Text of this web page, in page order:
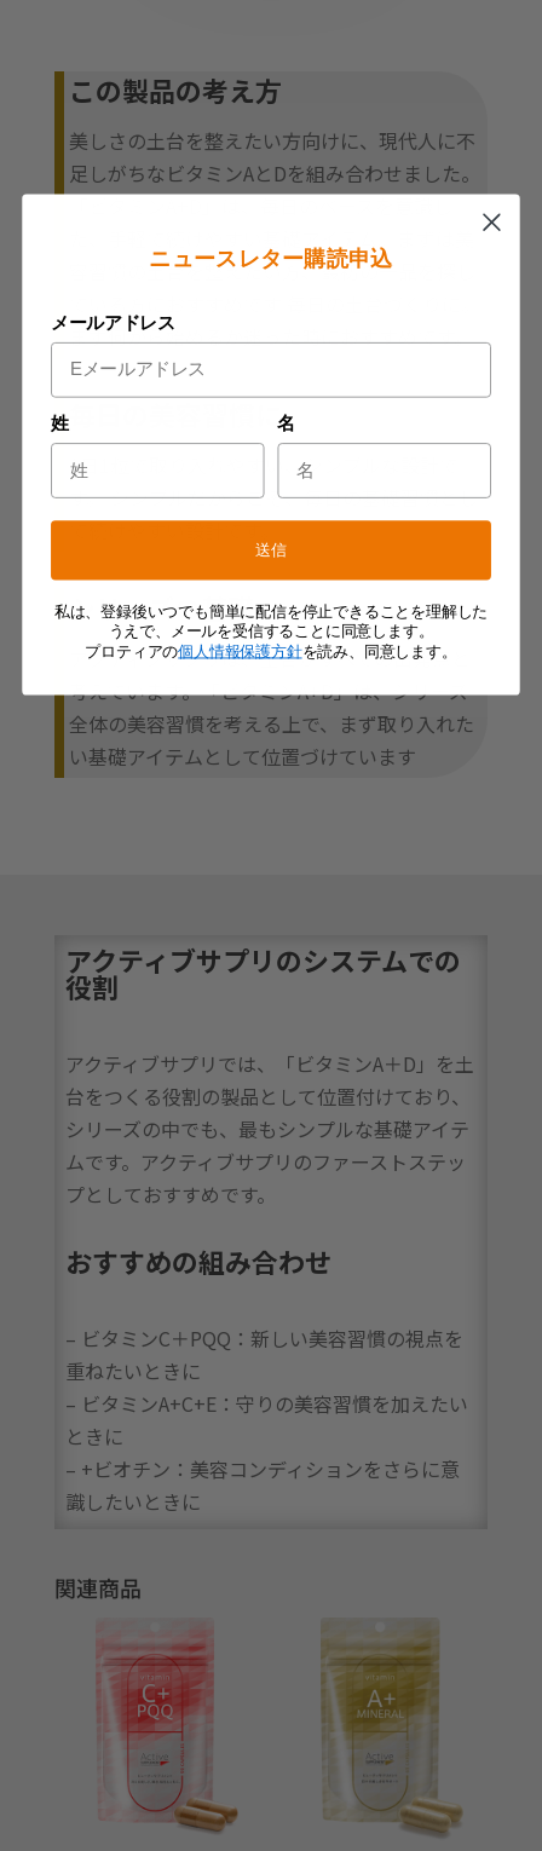
この製品の考え方
美しさの土台を整えたい方向けに、現代人に不
足しがちなビタミンAとDを組み合わせました。
容習慣の土台を整えたい方、最初の一品を探し
まず何から始めるか迷った時におすすめです。
毎日の美容習慣に
1日1粒で取り入れやすい、シンプルな設計で
す。 シンプルだからこそ、毎日の基礎習慣とし
て続けやすい設計です。
シリーズの基礎
アクティブサプリは、土台がすべての出発点と
考えています。「ビタミンA+D」は、シリーズ
全体の美容習慣を考える上で、まず取り入れた
い基礎アイテムとして位置づけています
アクティブサプリのシステムでの
役割
アクティブサプリでは、「ビタミンA＋D」を土
台をつくる役割の製品として位置付けており、
シリーズの中でも、最もシンプルな基礎アイテ
ムです。アクティブサプリのファーストステッ
プとしておすすめです。
おすすめの組み合わせ
– ビタミンC＋PQQ：新しい美容習慣の視点を
重ねたいときに
– ビタミンA+C+E：守りの美容習慣を加えたい
ときに
– +ビオチン：美容コンディションをさらに意
識したいときに
関連商品
ニュースレター購読申込
メールアドレス
姓 名
送信
私は、登録後いつでも簡単に配信を停止できることを理解した
うえで、メールを受信することに同意します。
プロティアの個人情報保護方針を読み、同意します。